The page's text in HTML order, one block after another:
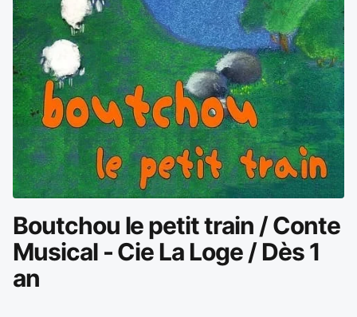
Boutchou le petit train / Conte
Musical - Cie La Loge / Dès 1
an